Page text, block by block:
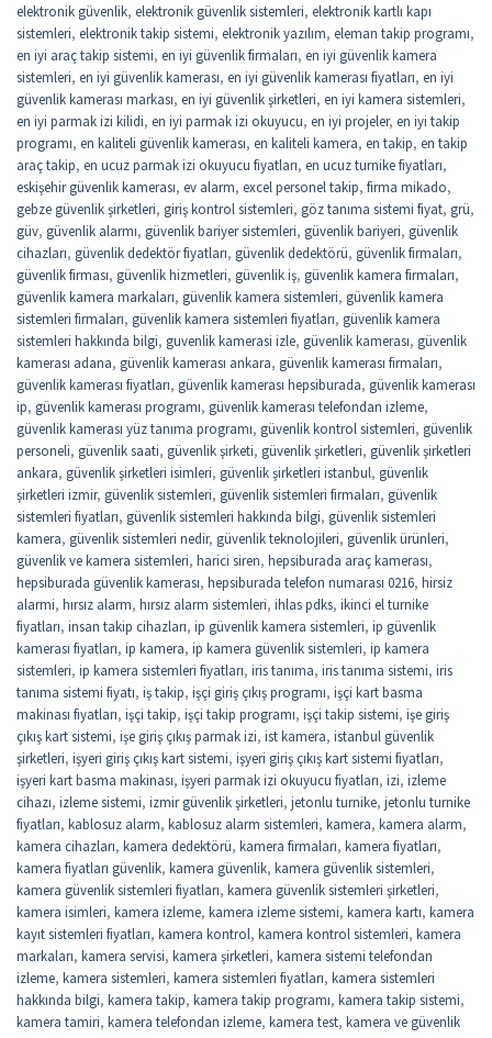
elektronik güvenlik, elektronik güvenlik sistemleri, elektronik kartlı kapı
sistemleri, elektronik takip sistemi, elektronik yazılım, eleman takip programı,
en iyi araç takip sistemi, en iyi güvenlik firmaları, en iyi güvenlik kamera
sistemleri, en iyi güvenlik kamerası, en iyi güvenlik kamerası fiyatları, en iyi
güvenlik kamerası markası, en iyi güvenlik şirketleri, en iyi kamera sistemleri,
en iyi parmak izi kilidi, en iyi parmak izi okuyucu, en iyi projeler, en iyi takip
programı, en kaliteli güvenlik kamerası, en kaliteli kamera, en takip, en takip
araç takip, en ucuz parmak izi okuyucu fiyatları, en ucuz turnike fiyatları,
eskişehir güvenlik kamerası, ev alarm, excel personel takip, firma mikado,
gebze güvenlik şirketleri, giriş kontrol sistemleri, göz tanıma sistemi fiyat, grü,
güv, güvenlik alarmı, güvenlik bariyer sistemleri, güvenlik bariyeri, güvenlik
cihazları, güvenlik dedektör fiyatları, güvenlik dedektörü, güvenlik firmaları,
güvenlik firması, güvenlik hizmetleri, güvenlik iş, güvenlik kamera firmaları,
güvenlik kamera markaları, güvenlik kamera sistemleri, güvenlik kamera
sistemleri firmaları, güvenlik kamera sistemleri fiyatları, güvenlik kamera
sistemleri hakkında bilgi, guvenlik kamerasi izle, güvenlik kamerası, güvenlik
kamerası adana, güvenlik kamerası ankara, güvenlik kamerası firmaları,
güvenlik kamerası fiyatları, güvenlik kamerası hepsiburada, güvenlik kamerası
ip, güvenlik kamerası programı, güvenlik kamerası telefondan izleme,
güvenlik kamerası yüz tanıma programı, güvenlik kontrol sistemleri, güvenlik
personeli, güvenlik saati, güvenlik şirketi, güvenlik şirketleri, güvenlik şirketleri
ankara, güvenlik şirketleri isimleri, güvenlik şirketleri istanbul, güvenlik
şirketleri izmir, güvenlik sistemleri, güvenlik sistemleri firmaları, güvenlik
sistemleri fiyatları, güvenlik sistemleri hakkında bilgi, güvenlik sistemleri
kamera, güvenlik sistemleri nedir, güvenlik teknolojileri, güvenlik ürünleri,
güvenlik ve kamera sistemleri, harici siren, hepsiburada araç kamerası,
hepsiburada güvenlik kamerası, hepsiburada telefon numarası 0216, hirsiz
alarmi, hırsız alarm, hırsız alarm sistemleri, ihlas pdks, ikinci el turnike
fiyatları, insan takip cihazları, ip güvenlik kamera sistemleri, ip güvenlik
kamerası fiyatları, ip kamera, ip kamera güvenlik sistemleri, ip kamera
sistemleri, ip kamera sistemleri fiyatları, iris tanıma, iris tanıma sistemi, iris
tanıma sistemi fiyatı, iş takip, işçi giriş çıkış programı, işçi kart basma
makinası fiyatları, işçi takip, işçi takip programı, işçi takip sistemi, işe giriş
çıkış kart sistemi, işe giriş çıkış parmak izi, ist kamera, istanbul güvenlik
şirketleri, işyeri giriş çıkış kart sistemi, işyeri giriş çıkış kart sistemi fiyatları,
işyeri kart basma makinası, işyeri parmak izi okuyucu fiyatları, izi, izleme
cihazı, izleme sistemi, izmir güvenlik şirketleri, jetonlu turnike, jetonlu turnike
fiyatları, kablosuz alarm, kablosuz alarm sistemleri, kamera, kamera alarm,
kamera cihazları, kamera dedektörü, kamera firmaları, kamera fiyatları,
kamera fiyatları güvenlik, kamera güvenlik, kamera güvenlik sistemleri,
kamera güvenlik sistemleri fiyatları, kamera güvenlik sistemleri şirketleri,
kamera isimleri, kamera izleme, kamera izleme sistemi, kamera kartı, kamera
kayıt sistemleri fiyatları, kamera kontrol, kamera kontrol sistemleri, kamera
markaları, kamera servisi, kamera şirketleri, kamera sistemi telefondan
izleme, kamera sistemleri, kamera sistemleri fiyatları, kamera sistemleri
hakkında bilgi, kamera takip, kamera takip programı, kamera takip sistemi,
kamera tamiri, kamera telefondan izleme, kamera test, kamera ve güvenlik